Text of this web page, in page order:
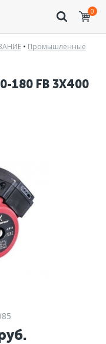
0
• Промышленные
180 FB 3Х400